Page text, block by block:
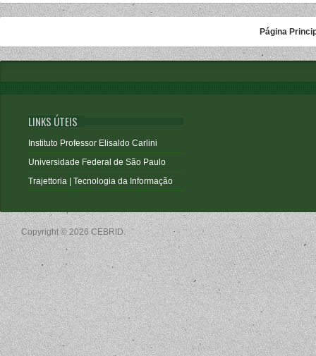
Página
LINKS ÚTEIS
Instituto Professor Elisaldo Carlini
Universidade Federal de São Paulo
Trajettoria | Tecnologia da Informação
Copyright © 2026 CEBRID.